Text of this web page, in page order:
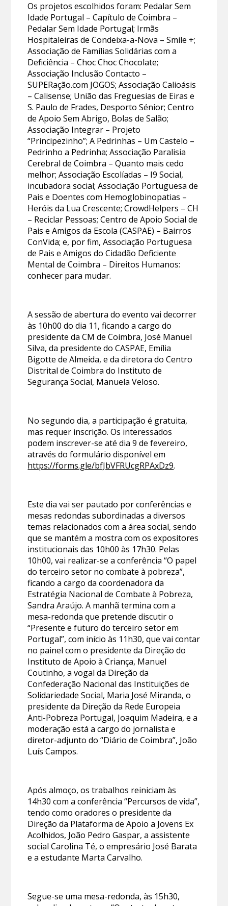
Os projetos escolhidos foram: Pedalar Sem
Idade Portugal – Capítulo de Coimbra –
Pedalar Sem Idade Portugal; Irmãs
Hospitaleiras de Condeixa-a-Nova – Smile +;
Associação de Famílias Solidárias com a
Deficiência – Choc Choc Chocolate;
Associação Inclusão Contacto –
SUPERação.com JOGOS; Associação Calioásis
– Calisense; União das Freguesias de Eiras e
S. Paulo de Frades, Desporto Sénior; Centro
de Apoio Sem Abrigo, Bolas de Salão;
Associação Integrar – Projeto
“Principezinho”; A Pedrinhas – Um Castelo –
Pedrinho a Pedrinha; Associação Paralisia
Cerebral de Coimbra – Quanto mais cedo
melhor; Associação Escolíadas – I9 Social,
incubadora social; Associação Portuguesa de
Pais e Doentes com Hemoglobinopatias –
Heróis da Lua Crescente; CrowdHelpers – CH
– Reciclar Pessoas; Centro de Apoio Social de
Pais e Amigos da Escola (CASPAE) – Bairros
ConVida; e, por fim, Associação Portuguesa
de Pais e Amigos do Cidadão Deficiente
Mental de Coimbra – Direitos Humanos:
conhecer para mudar.
A sessão de abertura do evento vai decorrer
às 10h00 do dia 11, ficando a cargo do
presidente da CM de Coimbra, José Manuel
Silva, da presidente do CASPAE, Emília
Bigotte de Almeida, e da diretora do Centro
Distrital de Coimbra do Instituto de
Segurança Social, Manuela Veloso.
No segundo dia, a participação é gratuita,
mas requer inscrição. Os interessados
podem inscrever-se até dia 9 de fevereiro,
através do formulário disponível em
https://forms.gle/bfJbVFRUcgRPAxDz9.
Este dia vai ser pautado por conferências e
mesas redondas subordinadas a diversos
temas relacionados com a área social, sendo
que se mantém a mostra com os expositores
institucionais das 10h00 às 17h30. Pelas
10h00, vai realizar-se a conferência “O papel
do terceiro setor no combate à pobreza”,
ficando a cargo da coordenadora da
Estratégia Nacional de Combate à Pobreza,
Sandra Araújo. A manhã termina com a
mesa-redonda que pretende discutir o
“Presente e futuro do terceiro setor em
Portugal”, com início às 11h30, que vai contar
no painel com o presidente da Direção do
Instituto de Apoio à Criança, Manuel
Coutinho, a vogal da Direção da
Confederação Nacional das Instituições de
Solidariedade Social, Maria José Miranda, o
presidente da Direção da Rede Europeia
Anti-Pobreza Portugal, Joaquim Madeira, e a
moderação está a cargo do jornalista e
diretor-adjunto do “Diário de Coimbra”, João
Luís Campos.
Após almoço, os trabalhos reiniciam às
14h30 com a conferência “Percursos de vida”,
tendo como oradores o presidente da
Direção da Plataforma de Apoio a Jovens Ex
Acolhidos, João Pedro Gaspar, a assistente
social Carolina Té, o empresário José Barata
e a estudante Marta Carvalho.
Segue-se uma mesa-redonda, às 15h30,